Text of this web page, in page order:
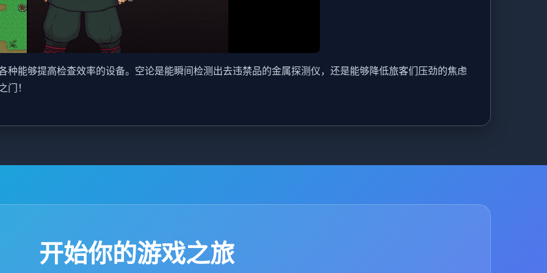
种能够提高检查效率的设备。空论是能瞬间检测出去违禁品的金属探测仪，还是能够降低旅客们压劲的焦虑
门！
开始你的游戏之旅